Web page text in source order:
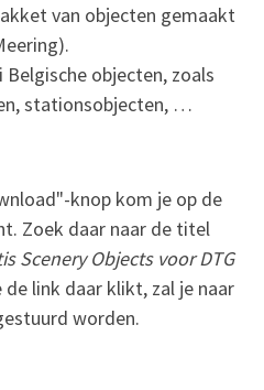
van objecten gemaakt
objecten, zoals
stationsobjecten, …
knop kom je op de
Zoek daar naar de titel
Scenery Objects voor DTG
de link daar klikt, zal je naar
worden.